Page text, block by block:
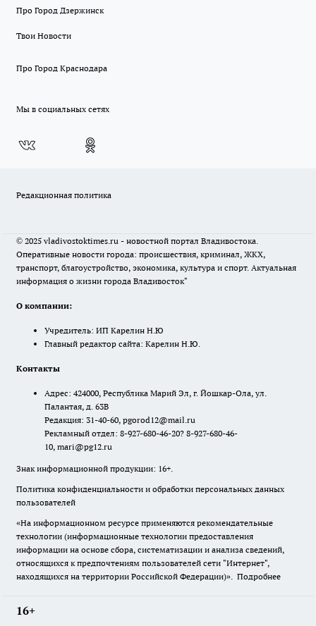
Про Город Дзержинск
Твои Новости
Про Город Краснодара
Мы в социальных сетях
Редакционная политика
© 2025 vladivostoktimes.ru - новостной портал Владивостока.
Оперативные новости города: происшествия, криминал, ЖКХ,
транспорт, благоустройство, экономика, культура и спорт. Актуальная
информация о жизни города Владивосток"
О компании:
Учредитель: ИП Карелин Н.Ю
Главный редактор сайта: Карелин Н.Ю.
Контакты
Адрес: 424000, Республика Марий Эл, г. Йошкар-Ола, ул.
Палантая, д. 63В
Редакция: 31-40-60, pgorod12@mail.ru
Рекламный отдел: 8-927-680-46-20? 8-927-680-46-
10, mari@pg12.ru
Знак информационной продукции: 16+.
Политика конфиденциальности и обработки персональных данных
пользователей
«На информационном ресурсе применяются рекомендательные
технологии (информационные технологии предоставления
информации на основе сбора, систематизации и анализа сведений,
относящихся к предпочтениям пользователей сети "Интернет",
находящихся на территории Российской Федерации)». Подробнее
16+